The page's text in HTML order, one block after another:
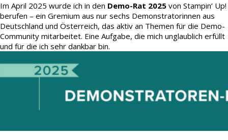
Im April 2025 wurde ich in den Demo-Rat 2025 von Stampin’ Up!
berufen – ein Gremium aus nur sechs Demonstratorinnen aus
Deutschland und Österreich, das aktiv an Themen für die Demo-
Community mitarbeitet. Eine Aufgabe, die mich unglaublich erfüllt
und für die ich sehr dankbar bin.